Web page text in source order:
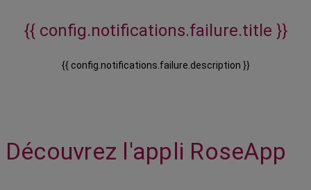
{{ config.notifications.failure.title }}
{{ config.notifications.failure.description }}
Découvrez l'appli RoseApp